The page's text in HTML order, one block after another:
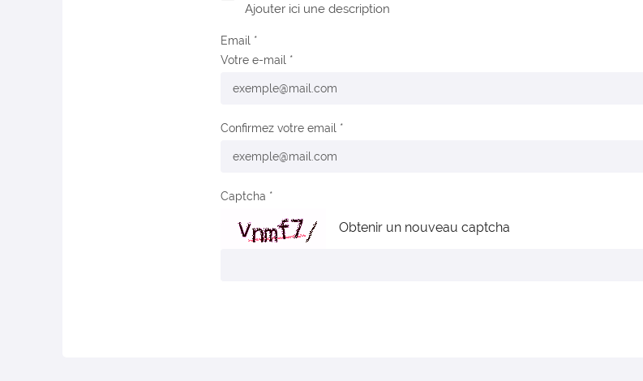
Ajouter ici une description
Email
Votre e-mail
Confirmez votre email
Captcha
Obtenir un nouveau captcha